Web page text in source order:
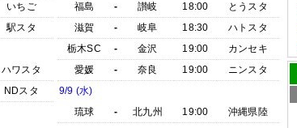
いちご
駅スタ
ハワスタ
NDスタ
福島
- 讃岐 18:00
とうスタ
滋賀
- 岐阜 18:30
ハトスタ
栃木SC
- 金沢 19:00
カンセキ
愛媛
- 奈良 19:00
ニンスタ
9/9 (水)
琉球
- 北九州 19:00 沖縄県陸